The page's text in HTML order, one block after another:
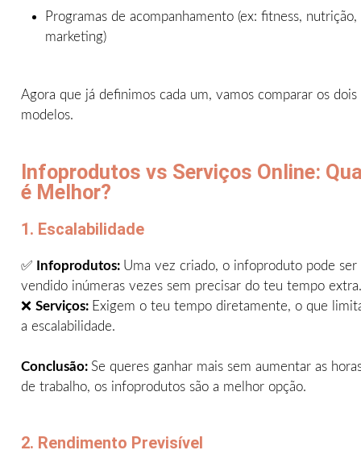
Programas de acompanhamento (ex: fitness, nutrição,
marketing)
Agora que já definimos cada um, vamos comparar os dois
modelos.
Infoprodutos vs Serviços Online:
é Melhor?
1. Escalabilidade
✅ Infoprodutos: Uma vez criado, o infoproduto pode ser
vendido inúmeras vezes sem precisar do teu tempo extra.
❌ Serviços: Exigem o teu tempo diretamente, o que
a escalabilidade.
Conclusão: Se queres ganhar mais sem aumentar as
de trabalho, os infoprodutos são a melhor opção.
2. Rendimento Previsível